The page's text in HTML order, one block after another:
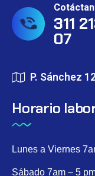
311
07
P. Sánchez
Horario
Lunes a Viernes
Sábado 7am – 5